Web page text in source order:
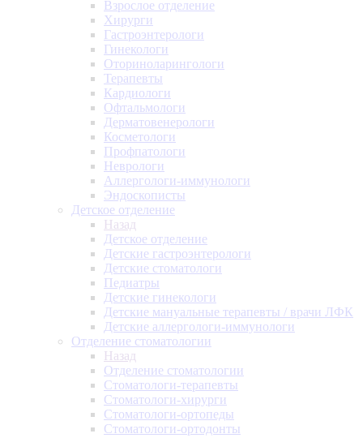
Взрослое отделение
Хирурги
Гастроэнтерологи
Гинекологи
Оториноларингологи
Терапевты
Кардиологи
Офтальмологи
Дерматовенерологи
Косметологи
Профпатологи
Неврологи
Аллергологи-иммунологи
Эндоскописты
Детское отделение
Назад
Детское отделение
Детские гастроэнтерологи
Детские стоматологи
Педиатры
Детские гинекологи
Детские мануальные терапевты / врачи ЛФК
Детские аллергологи-иммунологи
Отделение стоматологии
Назад
Отделение стоматологии
Стоматологи-терапевты
Стоматологи-хирурги
Стоматологи-ортопеды
Стоматологи-ортодонты